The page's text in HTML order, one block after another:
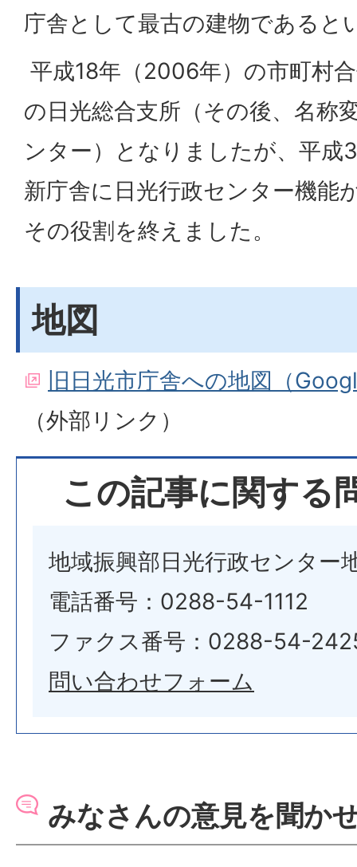
庁舎として最古の建物であると
平成18年（2006年）の市町村
の日光総合支所（その後、名称
ンター）となりましたが、平成
新庁舎に日光行政センター機能
その役割を終えました。
地図
旧日光市庁舎への地図（
（外部リンク）
この記事に関する
地域振興部日光行政センター
電話番号：0288-54-1112
ファクス番号：0288-54-
問い合わせフォーム
みなさんの意見を聞か